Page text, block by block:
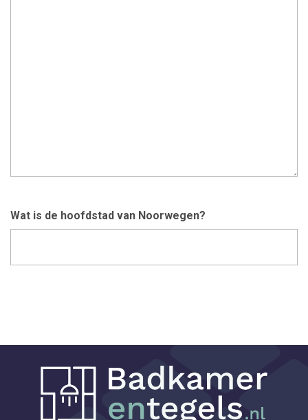
Wat is de hoofdstad van Noorwegen?